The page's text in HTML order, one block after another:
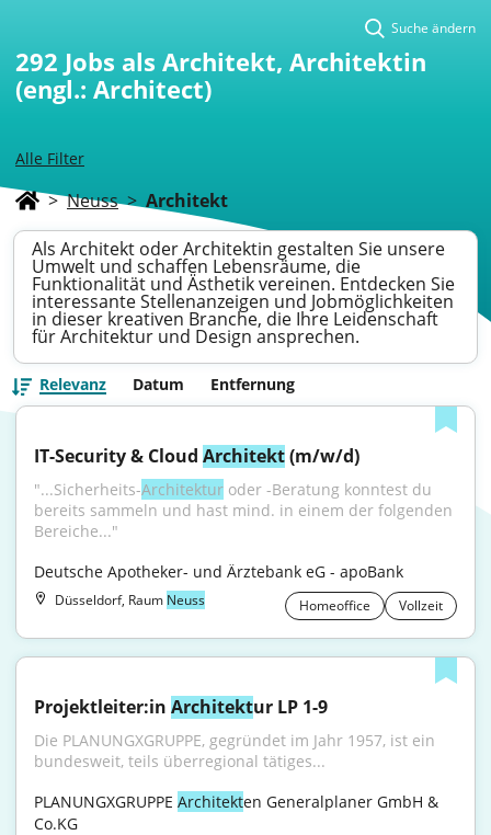
Alle Filter
Suche ändern
292 Jobs als Architekt, Architektin
(engl.: Architect)
> Neuss > Architekt
Als Architekt oder Architektin gestalten Sie unsere
Umwelt und schaffen Lebensräume, die
Funktionalität und Ästhetik vereinen. Entdecken Sie
interessante Stellenanzeigen und Jobmöglichkeiten
in dieser kreativen Branche, die Ihre Leidenschaft
für Architektur und Design ansprechen.
Relevanz Datum Entfernung
IT-Security & Cloud Architekt (m/w/d)
"...Sicherheits-Architektur oder -Beratung konntest du
bereits sammeln und hast mind. in einem der folgenden
Bereiche..."
Deutsche Apotheker- und Ärztebank eG - apoBank
Düsseldorf, Raum Neuss Homeoffice Vollzeit
Projektleiter:in Architektur LP 1-9
Die PLANUNGXGRUPPE, gegründet im Jahr 1957, ist ein
bundesweit, teils überregional tätiges...
PLANUNGXGRUPPE Architekten Generalplaner GmbH &
Co.KG